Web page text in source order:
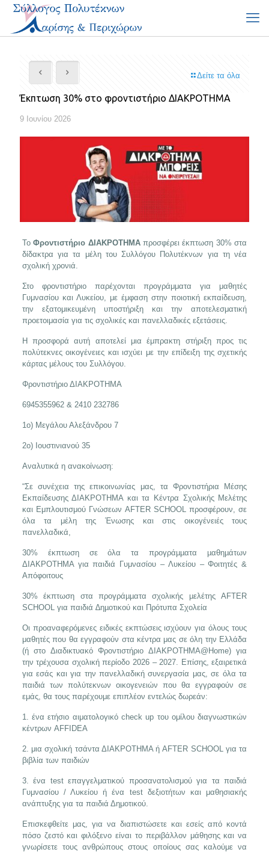
Δείτε τα όλα
Έκπτωση 30% στο φροντιστήριο ΔΙΑΚΡΟΤΗΜΑ
9 Ιουνίου 2026
ΤοΦροντιστήριο ΔΙΑΚΡΟΤΗΜΑπροσφέρειέκπτωση 30% στα
δίδακτρα για τα μέλη του Συλλόγου Πολυτέκνων για τη νέα
σχολική χρονιά.
Στο φροντιστήριο παρέχονται προγράμματα για μαθητές
Γυμνασίου και Λυκείου, με έμφαση στην ποιοτική εκπαίδευση,
την εξατομικευμένη υποστήριξη και την αποτελεσματική
προετοιμασία για τις σχολικές και πανελλαδικές εξετάσεις.
Η προσφορά αυτή αποτελεί μια έμπρακτη στήριξη προς τις
πολύτεκνες οικογένειες και ισχύει με την επίδειξη της σχετικής
κάρτας μέλους του Συλλόγου.
Φροντιστήριο ΔΙΑΚΡΟΤΗΜΑ
6945355962 & 2410 232786
1ο) Μεγάλου Αλεξάνδρου 7
2ο) Ιουστινιανού 35
Αναλυτικά η ανακοίνωση:
“Σε συνέχεια της επικοινωνίας μας, τα Φροντιστήρια Μέσης
Εκπαίδευσης ΔΙΑΚΡΟΤΗΜΑ και τα Κέντρα Σχολικής Μελέτης
και Εμπλουτισμού Γνώσεων AFTER SCHOOL προσφέρουν, σε
όλα τα μέλη της Ένωσης και στις οικογένειές τους
πανελλαδικά,
30% έκπτωση σε όλα τα προγράµµατα µαθηµάτων
ΔΙΑΚΡΟΤΗΜΑ για παιδιά Γυμνασίου – Λυκείου – Φοιτητές &
Απόφοιτους
30% έκπτωση στα προγράµµατα σχολικής µελέτης AFTER
SCHOOL για παιδιά ∆ηµοτικού και Πρότυπα Σχολεία
Οι προαναφερόμενες ειδικές εκπτώσεις ισχύουν για όλους τους
μαθητές που θα εγγραφούν στα κέντρα μας σε όλη την Ελλάδα
(ή στο Διαδικτυακό Φροντιστήριο ΔΙΑΚΡΟΤΗΜΑ@Home) για
την τρέχουσα σχολική περίοδο 2026 – 2027. Επίσης, εξαιρετικά
για εσάς και για την πανελλαδική συνεργασία μας, σε όλα τα
παιδιά των πολύτεκνων οικογενειών που θα εγγραφούν σε
εμάς, θα τους παρέχουμε επιπλέον εντελώς δωρεάν:
1. ένα ετήσιο αιματολογικό check up του ομίλου διαγνωστικών
κέντρων AFFIDEA
2. μια σχολική τσάντα ΔΙΑΚΡΟΤΗΜΑ ή AFTER SCHOOL για τα
βιβλία των παιδιών
3. ένα test επαγγελματικού προσανατολισμού για τα παιδιά
Γυμνασίου / Λυκείου ή ένα test δεξιοτήτων και μαθησιακής
ανάπτυξης για τα παιδιά Δημοτικού.
Επισκεφθείτε μας, για να διαπιστώσετε και εσείς από κοντά
πόσο ζεστό και φιλόξενο είναι το περιβάλλον μάθησης και να
γνωρίσετε τους ανθρώπους στους οποίους σας καλούμε να